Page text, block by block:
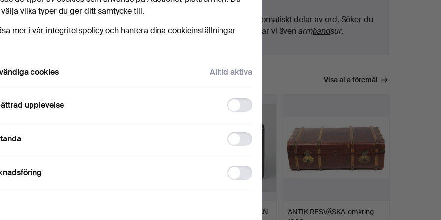
“Bevaka sökning” ovan så får du ett mail så
det kommer in.
Vi söker automatiskt delar av ord. Söker du
påband hittar vi ävenarmbandsur.
matchar din sökning Visa alla föremål
från
VINTAGE HANDVÄSKA FRÅN
ANTIK RESVÄSKA, omkring
välja vilka typer du ger ditt samtycke till.
mer i vår integritetspolicyoch hantera dina cookieinställningar
cookies Alltid aktiva
upplevelse
Functionality
storage
Statistics
storage
Ad
storage